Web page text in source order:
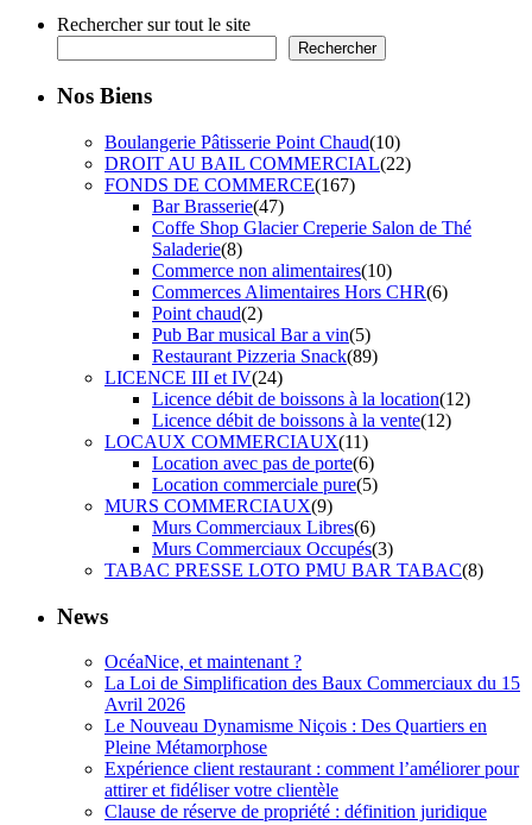
Rechercher sur tout le site
Rechercher
Nos Biens
Boulangerie Pâtisserie Point Chaud(10)
DROIT AU BAIL COMMERCIAL(22)
FONDS DE COMMERCE(167)
Bar Brasserie(47)
Coffe Shop Glacier Creperie Salon de Thé
Saladerie(8)
Commerce non alimentaires(10)
Commerces Alimentaires Hors CHR(6)
Point chaud(2)
Pub Bar musical Bar a vin(5)
Restaurant Pizzeria Snack(89)
LICENCE III et IV(24)
Licence débit de boissons à la location(12)
Licence débit de boissons à la vente(12)
LOCAUX COMMERCIAUX(11)
Location avec pas de porte(6)
Location commerciale pure(5)
MURS COMMERCIAUX(9)
Murs Commerciaux Libres(6)
Murs Commerciaux Occupés(3)
TABAC PRESSE LOTO PMU BAR TABAC(8)
News
OcéaNice, et maintenant ?
La Loi de Simplification des Baux Commerciaux du 15
Avril 2026
Le Nouveau Dynamisme Niçois : Des Quartiers en
Pleine Métamorphose
Expérience client restaurant : comment l’améliorer pour
attirer et fidéliser votre clientèle
Clause de réserve de propriété : définition juridique